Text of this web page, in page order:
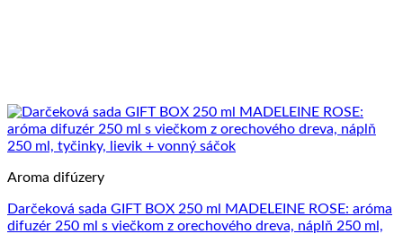
Aroma difúzery
Darčeková sada GIFT BOX 250 ml MADELEINE ROSE: aróma
difuzér 250 ml s viečkom z orechového dreva, náplň 250 ml,